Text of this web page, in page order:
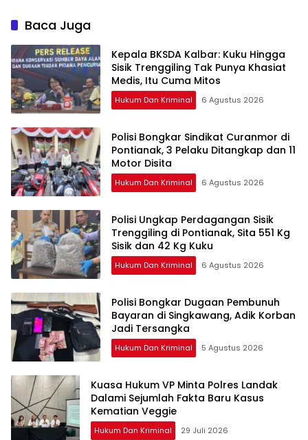
Baca Juga
Kepala BKSDA Kalbar: Kuku Hingga
Sisik Trenggiling Tak Punya Khasiat
Medis, Itu Cuma Mitos
Hukum Dan Kriminal 6 Agustus 2026
Polisi Bongkar Sindikat Curanmor di
Pontianak, 3 Pelaku Ditangkap dan 11
Motor Disita
Hukum Dan Kriminal 6 Agustus 2026
Polisi Ungkap Perdagangan Sisik
Trenggiling di Pontianak, Sita 551 Kg
Sisik dan 42 Kg Kuku
Hukum Dan Kriminal 6 Agustus 2026
Polisi Bongkar Dugaan Pembunuh
Bayaran di Singkawang, Adik Korban
Jadi Tersangka
Hukum Dan Kriminal 5 Agustus 2026
Kuasa Hukum VP Minta Polres Landak
Dalami Sejumlah Fakta Baru Kasus
Kematian Veggie
Hukum Dan Kriminal 29 Juli 2026